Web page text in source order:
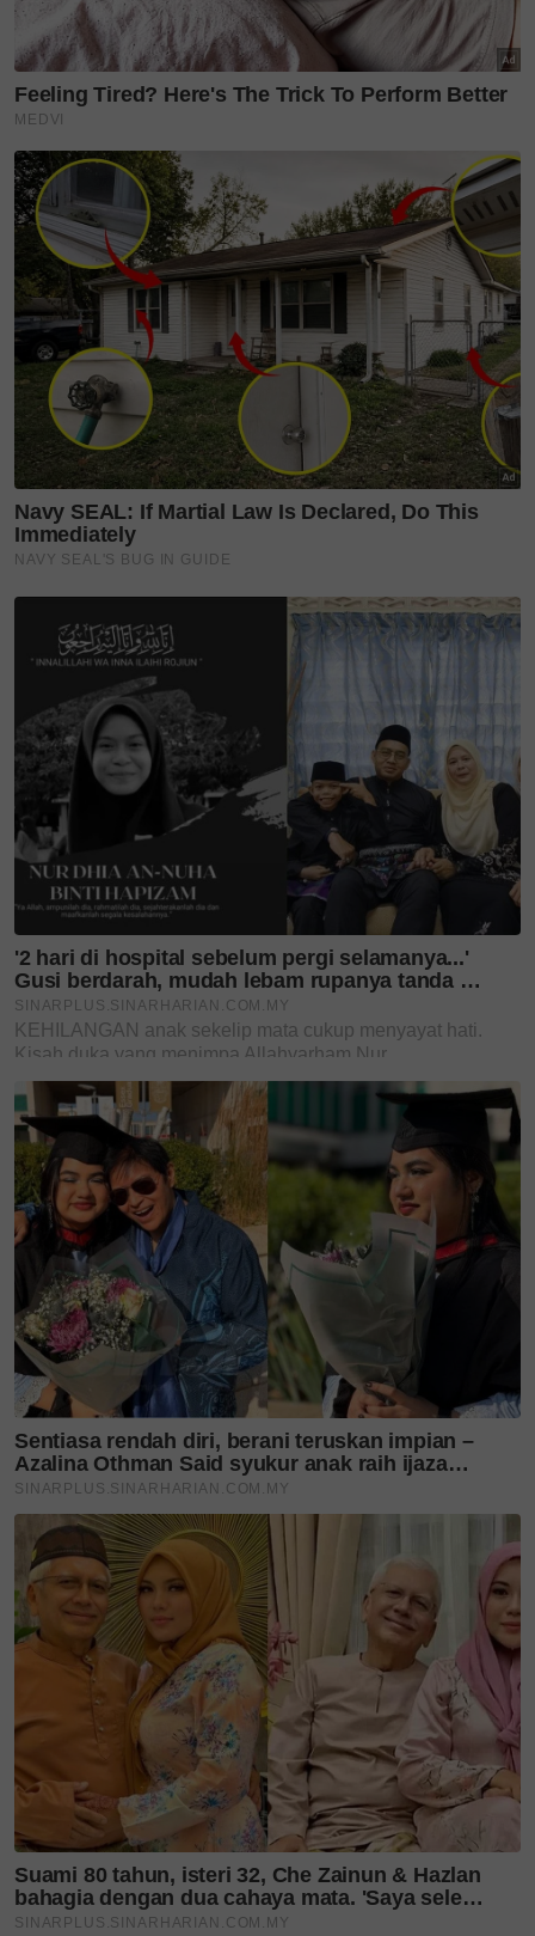
berkala,” ujarnya.
Layari portalSinarPlusuntuk info terkini dan bermanfaat!
Jangan lupa follow kami di
untuk info dan kisah penuh inspirasi
Jangan lupa dapatkan promosi istimewaMAKANAN
KUCING TOMKRAFyang kini sudah berada di 37
cawangan KK Super Mart terpilih di Shah Alam atau beli
secara online di platform
Shopee Karangkraf Mall sekarang
migrain
pendarahan otak
bersalin
pembedahan ceaseran
medik
kesihatan
Teruskan membaca
Jangan buat bahan gurauan!
Berdengkur kuat boleh jadi...
Kenali aritmia, gangguan
rentak jantung yang boleh
menyerang...
Bukan sekadar kawal gula,
kesihatan metabolik kini
jadi...
Bayi lahir besar bukan
semestinya tanda sihat, ini
risiko...